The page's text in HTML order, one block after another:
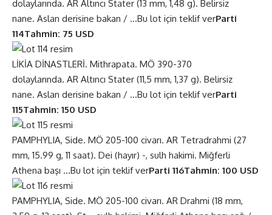
dolaylarında. AR Altıncı Stater (13 mm, 1,48 g). Belirsiz
nane. Aslan derisine bakan / …Bu lot için teklif verParti
114Tahmin: 75 USD
LİKİA DİNASTLERİ. Mithrapata. MÖ 390-370
dolaylarında. AR Altıncı Stater (11,5 mm, 1,37 g). Belirsiz
nane. Aslan derisine bakan / …Bu lot için teklif verParti
115Tahmin: 150 USD
PAMPHYLIA, Side. MÖ 205-100 civarı. AR Tetradrahmi (27
mm, 15.99 g, 11 saat). Dei (hayır) -, sulh hakimi. Miğferli
Athena başı …Bu lot için teklif verParti 116Tahmin: 100 USD
PAMPHYLIA, Side. MÖ 205-100 civarı. AR Drahmi (18 mm,